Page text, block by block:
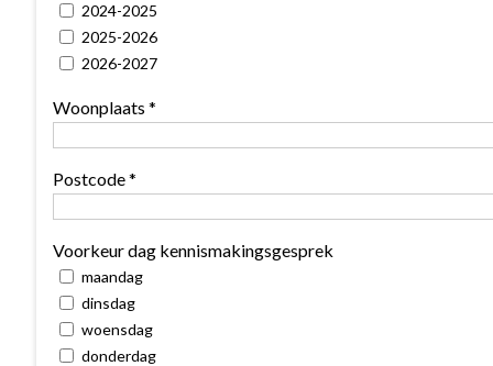
2024-2025
2025-2026
2026-2027
Woonplaats *
Postcode *
Voorkeur dag kennismakingsgesprek
maandag
dinsdag
woensdag
donderdag